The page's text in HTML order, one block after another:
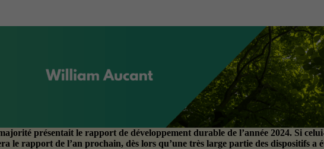
présentait le rapport de développement durable de l’année 2024. Si
le rapport de l’an prochain, dès lors qu’une très large partie des dispositifs a